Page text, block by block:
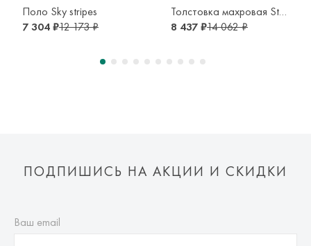
транспортной компании. Доставка осуществляется в срок и
по тарифам транспортной компании.
Оплата осуществляется онлайн банковскими картами Visa,
Поло Sky stripes
7 304 ₽12 173 ₽
Толстовка махровая Strips
8 437 ₽14 062 ₽
ПОДПИШИСЬ НА АКЦИИ И СКИДКИ
Ваш email